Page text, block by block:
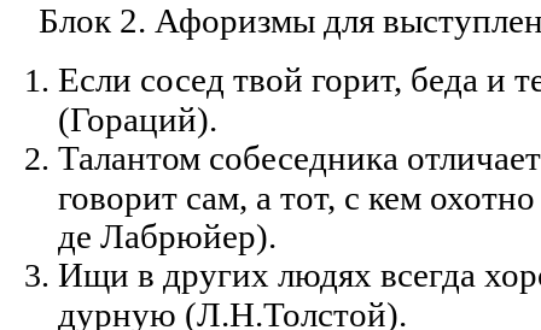
Блок 2. Афоризмы для
Если сосед твой горит, беда и
(Гораций).
Талантом собеседника
говорит сам, а тот, с кем
де Лабрюйер).
Ищи в других людях всегда
дурную (Л.Н.Толстой).